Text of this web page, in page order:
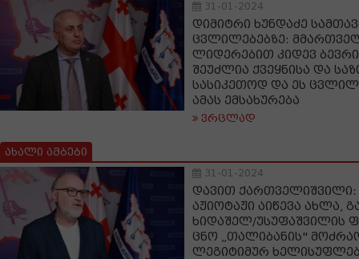
31-01-2024
დიმიტრი ხუნდაძე
ცვლილებებზე:
ლიდერებით კიდევ
შეუძლია ქვეყნისა და
სასიკეთოდ და ეს
ამას ემსახურება
ვრცლად
ახალი ამბები
31-01-2024
დავით ქართველიშვილი:
აჟიოტაჟი აიწევა ახლა,
ხიდაშელ/უსუფაშვილის
ცნო „თალიბანის"
ლეგიტიმურ